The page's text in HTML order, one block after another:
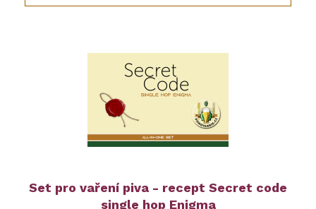
Set pro vaření piva - recept Secret code
single hop Enigma